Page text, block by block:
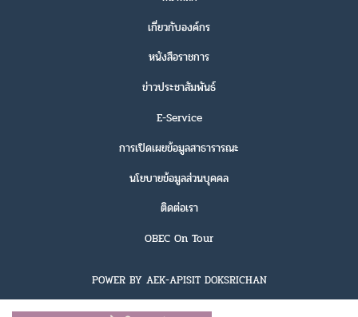
เกี่ยวกับองค์กร
หนังสือราชการ
ข่าวประชาสัมพันธ์
E-Service
การเปิดเผยข้อมูลสาธารารณะ
นโยบายข้อมูลส่วนบุคคล
ติดต่อเรา
OBEC On Tour
POWER BY AEK-APISIT DOKSRICHAN